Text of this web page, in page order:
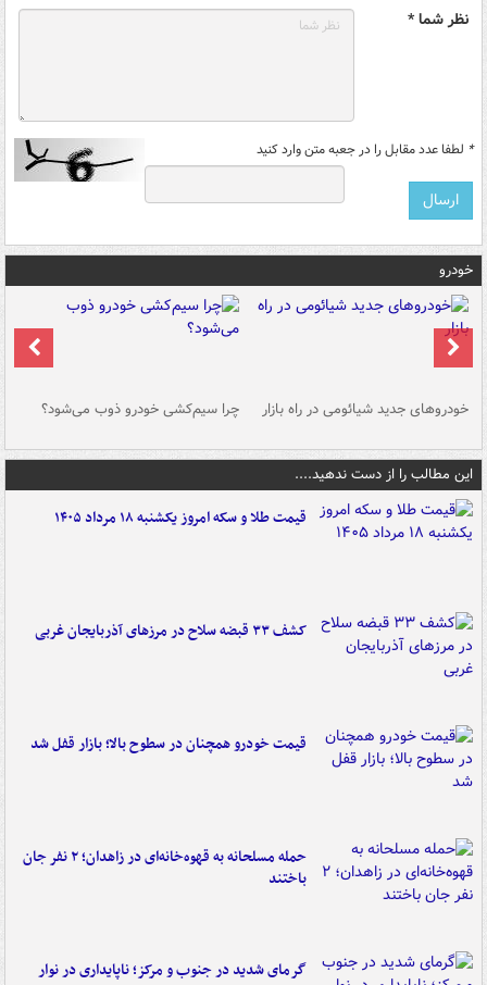
نظر شما *
* لطفا عدد مقابل را در جعبه متن وارد کنید
خودرو
خودروهای جدید شیائومی در راه بازار چرا سیم‌کشی خودرو ذوب می‌شود؟
این مطالب را از دست ندهید....
قیمت طلا و سکه امروز یکشنبه ۱۸ مرداد ۱۴۰۵
کشف ۳۳ قبضه سلاح در مرزهای آذربایجان غربی
قیمت خودرو همچنان در سطوح بالا؛ بازار قفل شد
حمله مسلحانه به قهوه‌خانه‌ای در زاهدان؛ ۲ نفر جان
باختند
گرمای شدید در جنوب و مرکز؛ ناپایداری در نوار